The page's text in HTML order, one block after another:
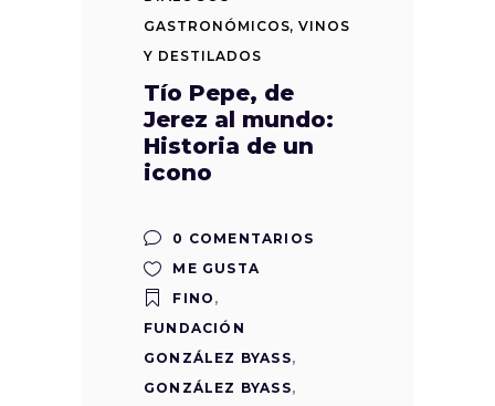
GASTRONÓMICOS,VINOS
Y DESTILADOS
Tío Pepe, de
Jerez al mundo:
Historia de un
icono
0 COMENTARIOS
ME GUSTA
FINO ,
FUNDACIÓN
GONZÁLEZ BYASS,
GONZÁLEZ BYASS,